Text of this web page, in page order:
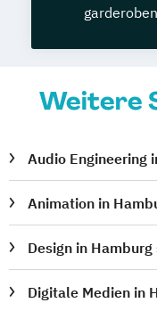
Weitere
Audio Engineering
Animation in
Design in
Digitale Medien in